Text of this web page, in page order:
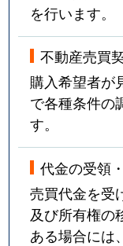
を行います。
不動産売買
購入希望者が
で各種条件の
す。
代金の受領
売買代金を受
及び所有権の
ある場合には